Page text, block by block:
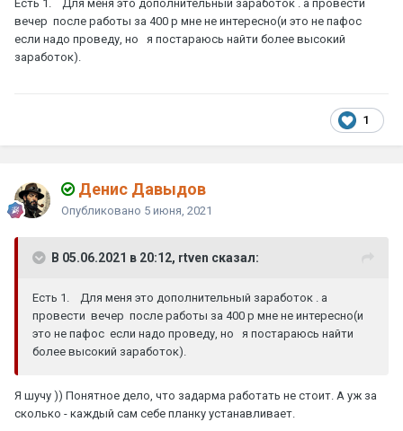
Есть 1. Для меня это дополнительный заработок . а провести
вечер после работы за 400 р мне не интересно(и это не пафос
если надо проведу, но я постараюсь найти более высокий
заработок).
1
Денис Давыдов
Опубликовано 5 июня, 2021
В 05.06.2021 в 20:12, rtven сказал:
Есть 1. Для меня это дополнительный заработок . а
провести вечер после работы за 400 р мне не интересно(и
это не пафос если надо проведу, но я постараюсь найти
более высокий заработок).
Я шучу )) Понятное дело, что задарма работать не стоит. А уж за
сколько - каждый сам себе планку устанавливает.